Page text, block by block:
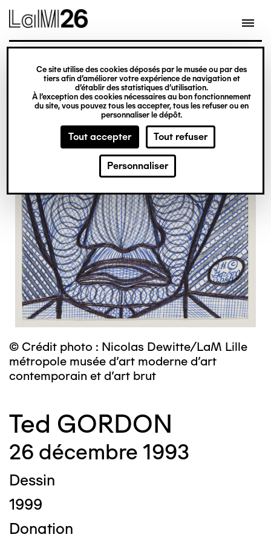
Gestion des cookies
Ce site utilise des cookies déposés par le musée ou par des
tiers afin d’améliorer votre expérience de navigation et
d’établir des statistiques d’utilisation.
À l’exception des cookies nécessaires au bon fonctionnement
du site, vous pouvez tous les accepter, tous les refuser ou en
personnaliser le dépôt.
Tout accepter Tout refuser
Personnaliser
contenu
© Crédit photo : Nicolas Dewitte/LaM Lille
métropole musée d’art moderne d’art
contemporain et d’art brut
Ted GORDON
26 décembre 1993
Dessin
1999
Donation